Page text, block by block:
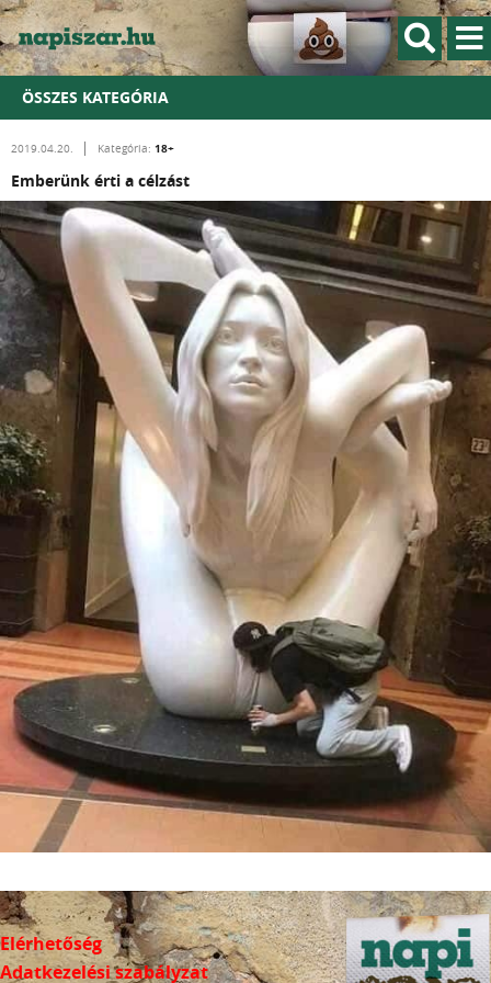
ÖSSZES KATEGÓRIA
2019.04.20. Kategória: 18+
Emberünk érti a célzást
Elérhetőség
Adatkezelési szabályzat